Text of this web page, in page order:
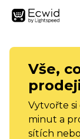
Vše,
Vytvořte
minut a
sítích